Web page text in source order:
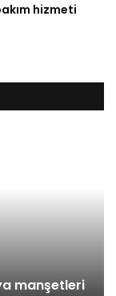
hizmeti
Medya